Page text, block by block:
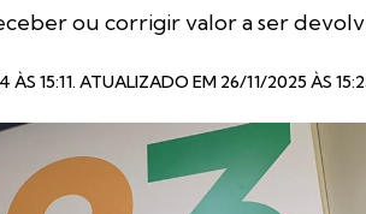
ou corrigir valor a ser
ÀS 15:11. ATUALIZADO EM 26/11/2025 ÀS